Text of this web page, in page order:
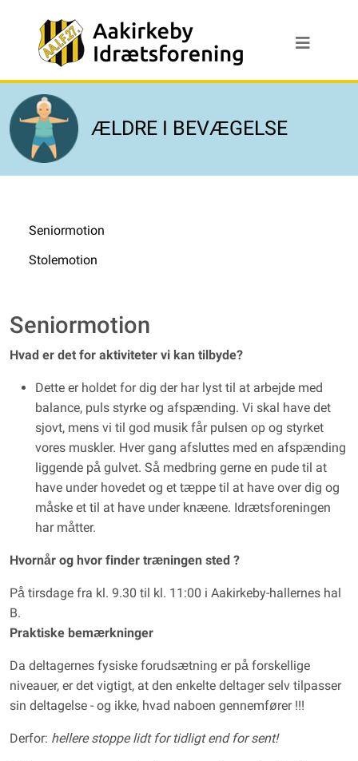
ÆLDRE I BEVÆGELSE
Seniormotion
Stolemotion
Seniormotion
Hvad er det for aktiviteter vi kan tilbyde?
Dette er holdet for dig der har lyst til at arbejde med
balance, puls styrke og afspænding. Vi skal have det
sjovt, mens vi til god musik får pulsen op og styrket
vores muskler. Hver gang afsluttes med en afspænding
liggende på gulvet. Så medbring gerne en pude til at
have under hovedet og et tæppe til at have over dig og
måske et til at have under knæene. Idrætsforeningen
har måtter.
Hvornår og hvor finder træningen sted ?
På tirsdage fra kl. 9.30 til kl. 11:00 i Aakirkeby-hallernes hal
B.
Praktiske bemærkninger
Da deltagernes fysiske forudsætning er på forskellige
niveauer, er det vigtigt, at den enkelte deltager selv tilpasser
sin deltagelse - og ikke, hvad naboen gennemfører !!!
Derfor: hellere stoppe lidt for tidligt end for sent!